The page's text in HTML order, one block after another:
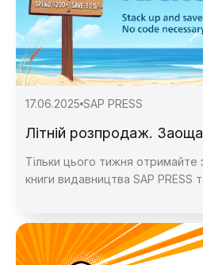
17.06.2025 SAP PRESS
Літній розпродаж.
Тільки цього тижня
книги видавництва SAP PRESS